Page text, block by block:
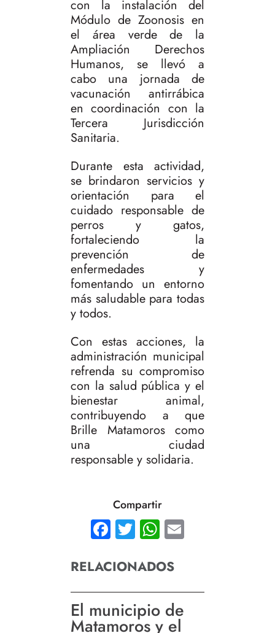
con la instalación del
Módulo de Zoonosis en
el área verde de la
Ampliación Derechos
Humanos, se llevó a
cabo una jornada de
vacunación antirrábica
en coordinación con la
Tercera Jurisdicción
Sanitaria.
Durante esta actividad,
se brindaron servicios y
orientación para el
cuidado responsable de
perros y gatos,
fortaleciendo la
prevención de
enfermedades y
fomentando un entorno
más saludable para todas
y todos.
Con estas acciones, la
administración municipal
refrenda su compromiso
con la salud pública y el
bienestar animal,
contribuyendo a que
Brille Matamoros como
una ciudad
responsable y solidaria.
Compartir
Facebook
TwitterWhatsApp
RELACIONADOS
El municipio de
Matamoros y el